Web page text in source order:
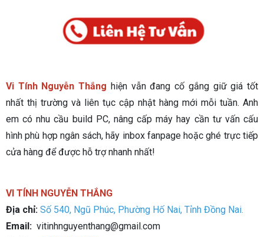
Vi Tính Nguyễn Thắng hiện vẫn đang cố gắng giữ giá tốt
nhất thị trường và liên tục cập nhật hàng mới mỗi tuần. Anh
em có nhu cầu build PC, nâng cấp máy hay cần tư vấn cấu
hình phù hợp ngân sách, hãy inbox fanpage hoặc ghé trực tiếp
cửa hàng để được hỗ trợ nhanh nhất!
VI TÍNH NGUYỄN THẮNG
Địa chỉ: Số 540, Ngũ Phúc, Phường Hố Nai, Tỉnh Đồng Nai.
Email: vitinhnguyenthang@gmail.com